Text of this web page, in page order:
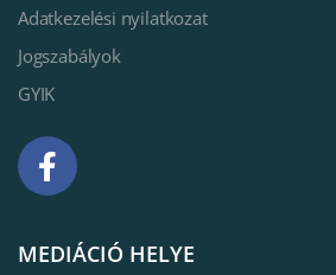
MEDIÁCIÓ HELYE
Adatkezelési nyilatkozat
Jogszabályok
GYIK